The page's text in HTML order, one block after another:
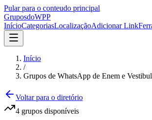
Pular para o conteudo principal
GruposdoWPP
InícioCategoriasLocalizaçãoAdicionar Link
Início
/
Grupos de WhatsApp de Enem e
Voltar para o diretório
4 grupos disponíveis